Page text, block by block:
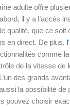
adulte offre
il y a l’accès
qualité, que ce soit
en direct. De plus,
comme
de la vitesse de
des grands
la possibilité de
pouvez choisir